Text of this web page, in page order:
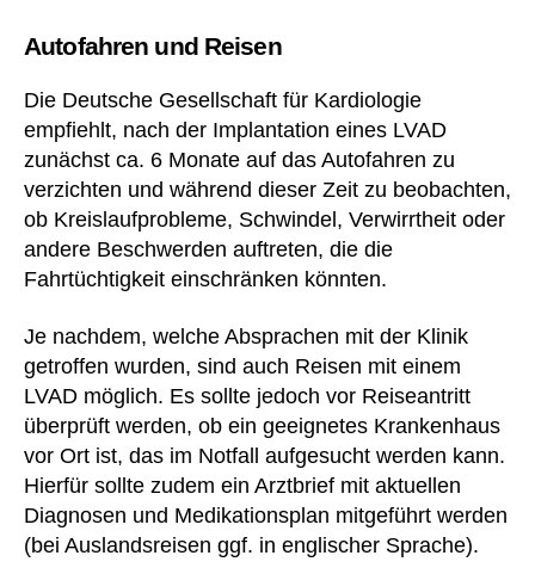
Autofahren und Reisen
Die Deutsche Gesellschaft für Kardiologie
empfiehlt, nach der Implantation eines LVAD
zunächst ca. 6 Monate auf das Autofahren zu
verzichten und während dieser Zeit zu beobachten,
ob Kreislaufprobleme, Schwindel, Verwirrtheit oder
andere Beschwerden auftreten, die die
Fahrtüchtigkeit einschränken könnten.
Je nachdem, welche Absprachen mit der Klinik
getroffen wurden, sind auch Reisen mit einem
LVAD möglich. Es sollte jedoch vor Reiseantritt
überprüft werden, ob ein geeignetes Krankenhaus
vor Ort ist, das im Notfall aufgesucht werden kann.
Hierfür sollte zudem ein Arztbrief mit aktuellen
Diagnosen und Medikationsplan mitgeführt werden
(bei Auslandsreisen ggf. in englischer Sprache).